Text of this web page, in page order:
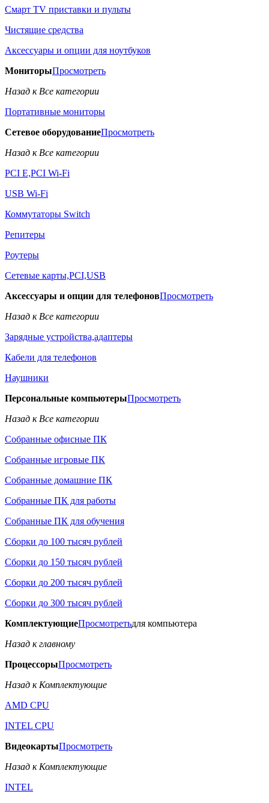
Смарт TV приставки и пульты
Чистящие средства
Аксессуары и опции для ноутбуков
МониторыПросмотреть
Назад к Все категории
Портативные мониторы
Сетевое оборудованиеПросмотреть
Назад к Все категории
PCI E,PCI Wi-Fi
USB Wi-Fi
Коммутаторы Switch
Репитеры
Роутеры
Сетевые карты,PCI,USB
Аксессуары и опции для телефоновПросмотреть
Назад к Все категории
Зарядные устройства,адаптеры
Кабели для телефонов
Наушники
Персональные компьютерыПросмотреть
Назад к Все категории
Собранные офисные ПК
Собранные игровые ПК
Собранные домашние ПК
Собранные ПК для работы
Собранные ПК для обучения
Сборки до 100 тысяч рублей
Сборки до 150 тысяч рублей
Сборки до 200 тысяч рублей
Сборки до 300 тысяч рублей
КомплектующиеПросмотретьдля компьютера
Назад к главному
ПроцессорыПросмотреть
Назад к Комплектующие
AMD CPU
INTEL CPU
ВидеокартыПросмотреть
Назад к Комплектующие
INTEL